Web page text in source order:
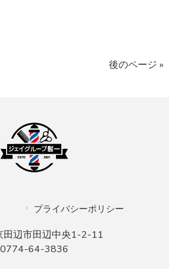
後のページ »
プライバシーポリシー
田辺市田辺中央1-2-11
0774-64-3836